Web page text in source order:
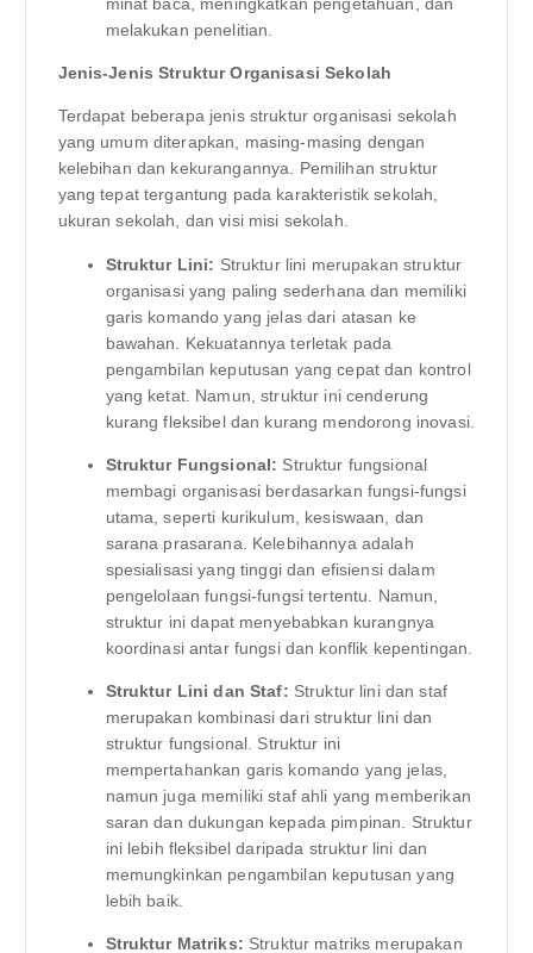
minat baca, meningkatkan pengetahuan, dan
melakukan penelitian.
Jenis-Jenis Struktur Organisasi Sekolah
Terdapat beberapa jenis struktur organisasi sekolah
yang umum diterapkan, masing-masing dengan
kelebihan dan kekurangannya. Pemilihan struktur
yang tepat tergantung pada karakteristik sekolah,
ukuran sekolah, dan visi misi sekolah.
Struktur Lini: Struktur lini merupakan struktur
organisasi yang paling sederhana dan memiliki
garis komando yang jelas dari atasan ke
bawahan. Kekuatannya terletak pada
pengambilan keputusan yang cepat dan kontrol
yang ketat. Namun, struktur ini cenderung
kurang fleksibel dan kurang mendorong inovasi.
Struktur Fungsional: Struktur fungsional
membagi organisasi berdasarkan fungsi-fungsi
utama, seperti kurikulum, kesiswaan, dan
sarana prasarana. Kelebihannya adalah
spesialisasi yang tinggi dan efisiensi dalam
pengelolaan fungsi-fungsi tertentu. Namun,
struktur ini dapat menyebabkan kurangnya
koordinasi antar fungsi dan konflik kepentingan.
Struktur Lini dan Staf: Struktur lini dan staf
merupakan kombinasi dari struktur lini dan
struktur fungsional. Struktur ini
mempertahankan garis komando yang jelas,
namun juga memiliki staf ahli yang memberikan
saran dan dukungan kepada pimpinan. Struktur
ini lebih fleksibel daripada struktur lini dan
memungkinkan pengambilan keputusan yang
lebih baik.
Struktur Matriks: Struktur matriks merupakan